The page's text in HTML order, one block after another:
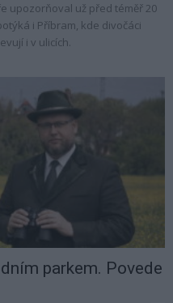
upozorňoval už před téměř 20
i Příbram, kde divočáci
i v ulicích.
parkem. Povede